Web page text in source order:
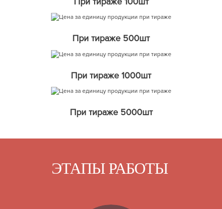
При тираже 500шт
При тираже 1000шт
При тираже 5000шт
ЭТАПЫ РАБОТЫ